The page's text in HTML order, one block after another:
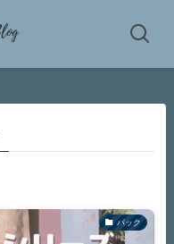
パック